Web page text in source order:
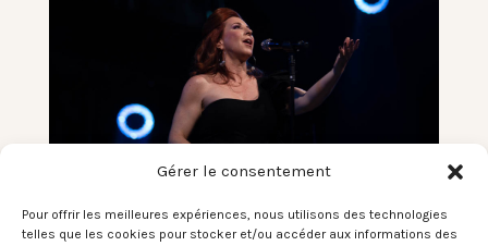
Gérer le consentement
Pour offrir les meilleures expériences, nous utilisons des technologies
telles que les cookies pour stocker et/ou accéder aux informations des
Robin McKelle – Jazz In Marciac –